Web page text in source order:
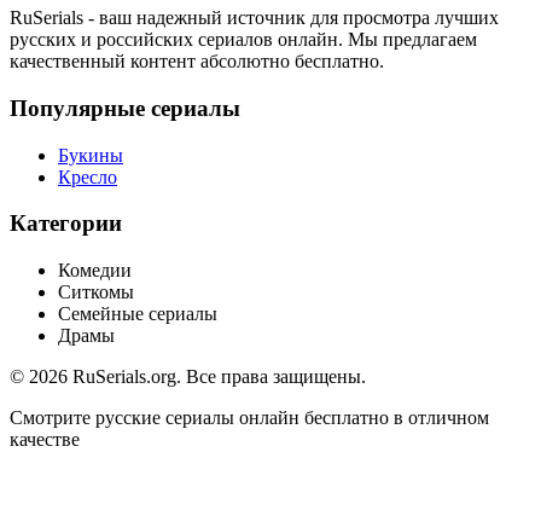
RuSerials - ваш надежный источник для просмотра лучших
русских и российских сериалов онлайн. Мы предлагаем
качественный контент абсолютно бесплатно.
Популярные сериалы
Букины
Кресло
Категории
Комедии
Ситкомы
Семейные сериалы
Драмы
© 2026 RuSerials.org. Все права защищены.
Смотрите русские сериалы онлайн бесплатно в отличном
качестве